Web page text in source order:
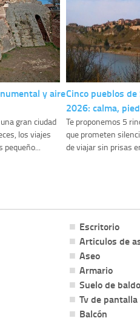
y aire
gran ciudad
los viajes
pequeño...
Cinco pueblos
2026: calma,
Te proponemos 5
que prometen
de viajar sin prisas
Escritorio
Articulos de
Aseo
Armario
Suelo de
Tv de
Balcón